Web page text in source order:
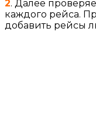
2. Далее
каждого рейса.
добавить рейсы